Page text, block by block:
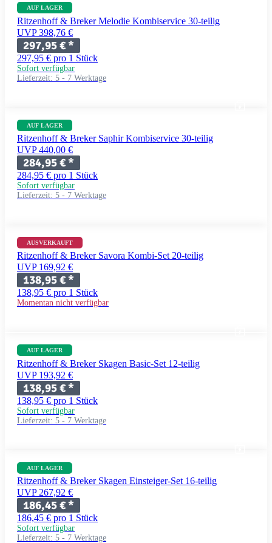
AUF LAGER
Ritzenhoff & Breker Melodie Kombiservice 30-teilig
UVP 398,76 €
297,95 €*
297,95 € pro 1 Stück
Sofort verfügbar
Lieferzeit: 5 - 7 Werktage
AUF LAGER
Ritzenhoff & Breker Saphir Kombiservice 30-teilig
UVP 440,00 €
284,95 €*
284,95 € pro 1 Stück
Sofort verfügbar
Lieferzeit: 5 - 7 Werktage
AUSVERKAUFT
Ritzenhoff & Breker Savora Kombi-Set 20-teilig
UVP 169,92 €
138,95 €*
138,95 € pro 1 Stück
Momentan nicht verfügbar
AUF LAGER
Ritzenhoff & Breker Skagen Basic-Set 12-teilig
UVP 193,92 €
138,95 €*
138,95 € pro 1 Stück
Sofort verfügbar
Lieferzeit: 5 - 7 Werktage
AUF LAGER
Ritzenhoff & Breker Skagen Einsteiger-Set 16-teilig
UVP 267,92 €
186,45 €*
186,45 € pro 1 Stück
Sofort verfügbar
Lieferzeit: 5 - 7 Werktage